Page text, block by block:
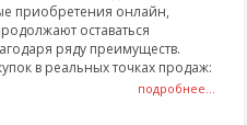
приобретения онлайн,
оставаться
ряду преимуществ.
в реальных точках продаж:
подробнее...